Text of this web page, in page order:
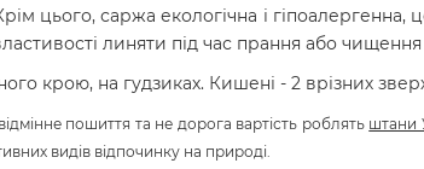
цього, саржа екологічна і
линяти під час прання або чищення
крою, на гудзиках. Кишені - 2 врізних
пошиття та не дорога вартість роблять штани
видів відпочинку на природі.